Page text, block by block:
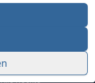
Rechte